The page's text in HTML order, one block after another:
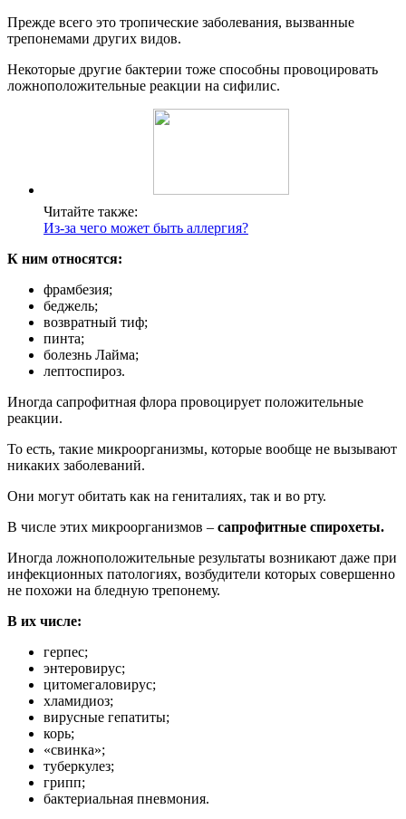
Прежде всего это тропические заболевания, вызванные
трепонемами других видов.
Некоторые другие бактерии тоже способны провоцировать
ложноположительные реакции на сифилис.
Читайте также:
Из-за чего может быть аллергия?
К ним относятся:
фрамбезия;
беджель;
возвратный тиф;
пинта;
болезнь Лайма;
лептоспироз.
Иногда сапрофитная флора провоцирует положительные
реакции.
То есть, такие микроорганизмы, которые вообще не вызывают
никаких заболеваний.
Они могут обитать как на гениталиях, так и во рту.
В числе этих микроорганизмов – сапрофитные спирохеты.
Иногда ложноположительные результаты возникают даже при
инфекционных патологиях, возбудители которых совершенно
не похожи на бледную трепонему.
В их числе:
герпес;
энтеровирус;
цитомегаловирус;
хламидиоз;
вирусные гепатиты;
корь;
«свинка»;
туберкулез;
грипп;
бактериальная пневмония.